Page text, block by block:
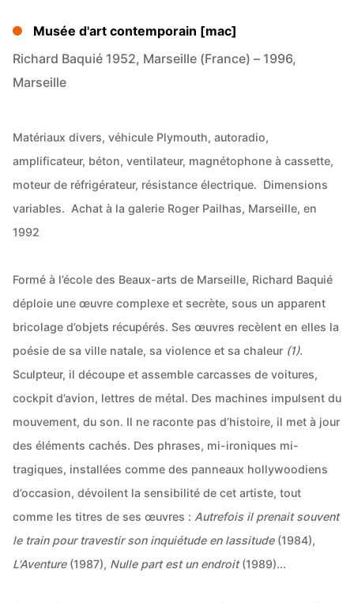
Musée d'art contemporain [mac]
Richard Baquié 1952, Marseille (France) – 1996,
Marseille
Matériaux divers, véhicule Plymouth, autoradio,
amplificateur, béton, ventilateur, magnétophone à cassette,
moteur de réfrigérateur, résistance électrique. Dimensions
variables. Achat à la galerie Roger Pailhas, Marseille, en
1992
Formé à l’école des Beaux-arts de Marseille, Richard Baquié
déploie une œuvre complexe et secrète, sous un apparent
bricolage d’objets récupérés. Ses œuvres recèlent en elles la
poésie de sa ville natale, sa violence et sa chaleur (1).
Sculpteur, il découpe et assemble carcasses de voitures,
cockpit d’avion, lettres de métal. Des machines impulsent du
mouvement, du son. Il ne raconte pas d’histoire, il met à jour
des éléments cachés. Des phrases, mi-ironiques mi-
tragiques, installées comme des panneaux hollywoodiens
d’occasion, dévoilent la sensibilité de cet artiste, tout
comme les titres de ses œuvres : Autrefois il prenait souvent
le train pour travestir son inquiétude en lassitude(1984),
L'Aventure(1987), Nulle part est un endroit(1989)...